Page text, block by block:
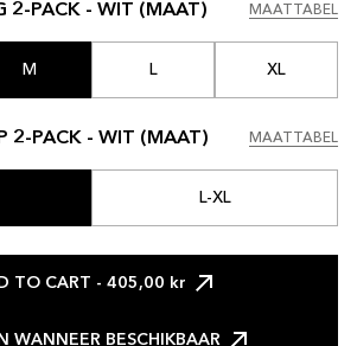
2-PACK - WIT (MAAT)
MAATTABEL
M L XL
2-PACK - WIT (MAAT)
MAATTABEL
L-XL
TO CART - 405,00 kr
WANNEER BESCHIKBAAR